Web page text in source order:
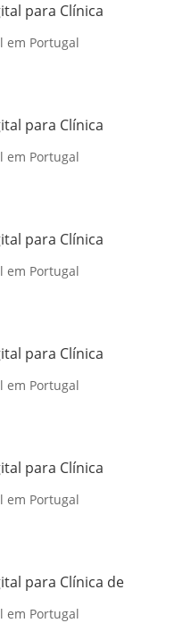
para Clínica
em Portugal
para Clínica
em Portugal
para Clínica
em Portugal
para Clínica
em Portugal
para Clínica
em Portugal
para Clínica de
em Portugal